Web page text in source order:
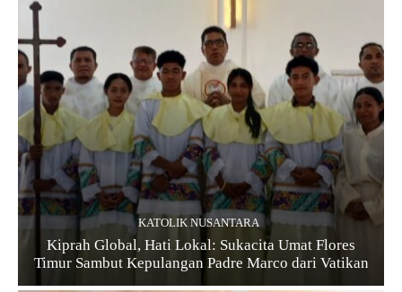
KATOLIK NUSANTARA
Kiprah Global, Hati Lokal: Sukacita Umat Flores
Timur Sambut Kepulangan Padre Marco dari Vatikan